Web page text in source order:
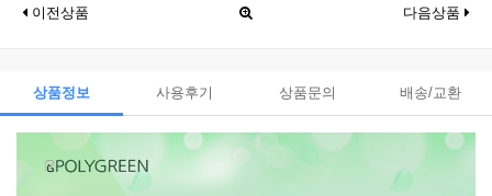
이전상품 다음상품
상품정보 사용후기 상품문의 배송/교환